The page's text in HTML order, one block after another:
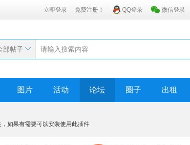
立即登录 免费注册！ QQ登录 微信登录
部帖子
图片 活动 论坛 圈子 出租
如果有需要可以安装使用此插件